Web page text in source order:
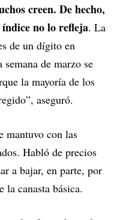
creen. De hecho,
índice no lo refleja. La
de un dígito en
de marzo se
la mayoría de los
aseguró.
mantuvo con las
Habló de precios
a bajar, en parte, por
canasta básica.